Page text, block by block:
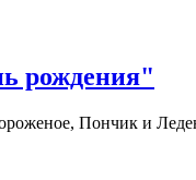
рождения"
Пончик и